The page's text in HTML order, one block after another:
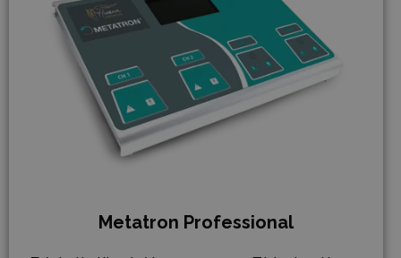
Metatron Professional